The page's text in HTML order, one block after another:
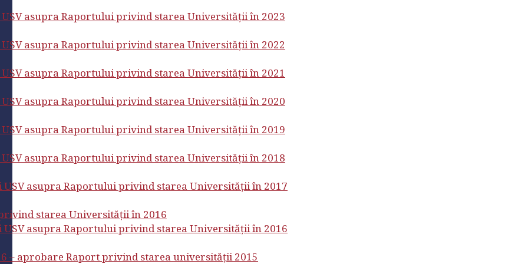
asupra Raportului privind starea Universității în 2023
asupra Raportului privind starea Universității în 2022
asupra Raportului privind starea Universității în 2021
asupra Raportului privind starea Universității în 2020
asupra Raportului privind starea Universității în 2019
asupra Raportului privind starea Universității în 2018
asupra Raportului privind starea Universității în 2017
starea Universității în 2016
asupra Raportului privind starea Universității în 2016
– aprobare Raport privind starea universității 2015